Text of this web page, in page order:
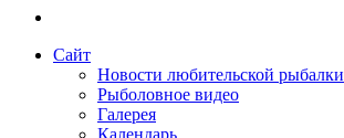
Сайт
Новости любительской рыбалки
Рыболовное видео
Галерея
Календарь